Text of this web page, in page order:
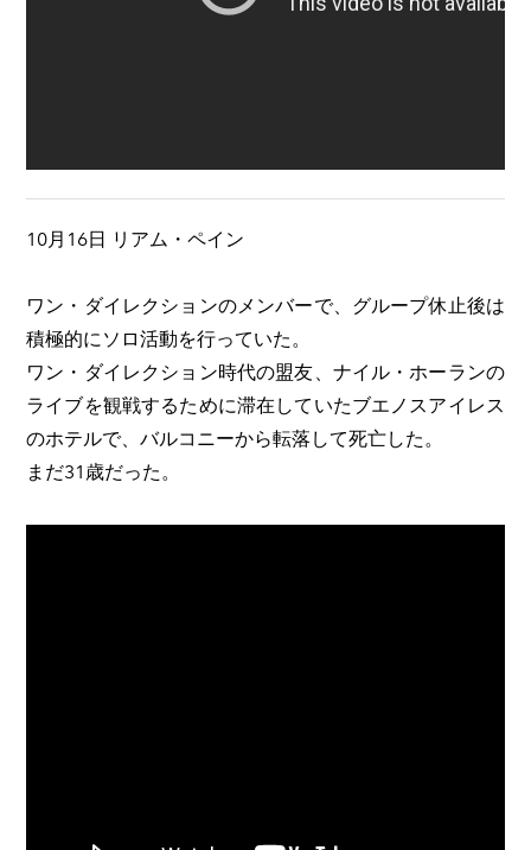
10月16日 リアム・ペイン
ワン・ダイレクションのメンバーで、グループ休止後は
積極的にソロ活動を行っていた。
ワン・ダイレクション時代の盟友、ナイル・ホーランの
ライブを観戦するために滞在していたブエノスアイレス
のホテルで、バルコニーから転落して死亡した。
まだ31歳だった。